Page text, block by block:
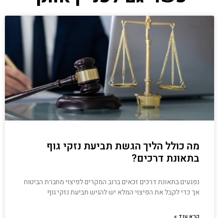
מה כולל הליך הגשת תביעת נזקי גוף
בתאונת דרכים?
נפגעים בתאונת דרכים זכאים ברוב המקרים לפיצוי מחברת הביטוח
אך כדי לקבל את הפיצוי המלא יש להגיש תביעת נזקי גוף